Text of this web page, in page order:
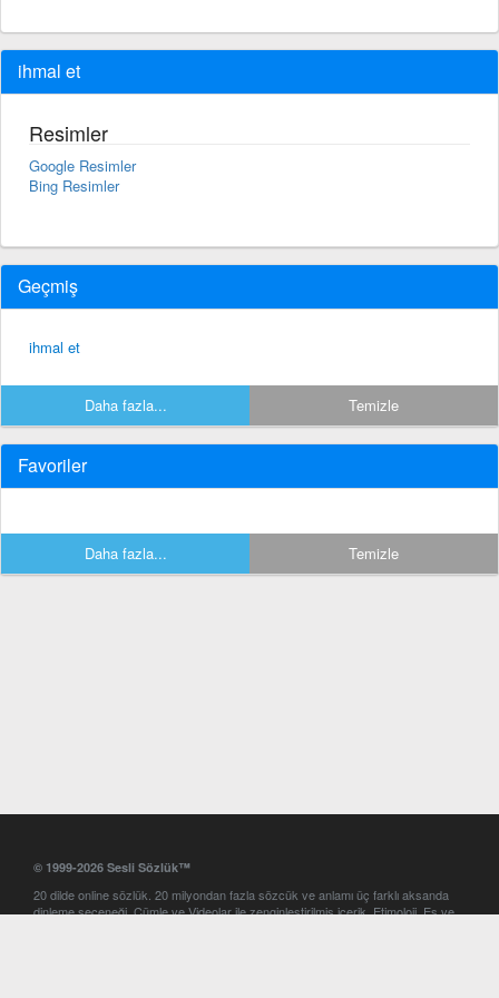
ihmal et
Resimler
Google Resimler
Bing Resimler
Geçmiş
ihmal et
Daha fazla... Temizle
Favoriler
Daha fazla... Temizle
© 1999-2026 Sesli Sözlük™
20 dilde online sözlük. 20 milyondan fazla sözcük ve anlamı üç farklı aksanda
dinleme seçeneği. Cümle ve Videolar ile zenginleştirilmiş içerik. Etimoloji, Eş ve